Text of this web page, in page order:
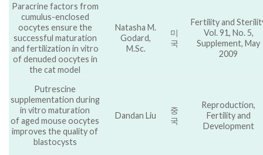
Paracrine factors from
cumulus-enclosed
oocytes ensure the
successful maturation
and fertilization in vitro
of denuded oocytes in
the cat model
Natasha M.
Godard,
M.Sc.
미
국
Fertility and
Vol. 91, No. 5,
Supplement, May
2009
Putrescine
supplementation during
in vitro maturation
of aged mouse oocytes
improves the quality of
blastocysts
Dandan Liu
중
국
Reproduction,
Fertility and
Development